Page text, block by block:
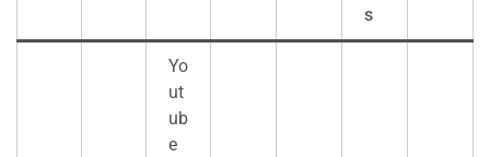
s
Yo
ut
ub
e